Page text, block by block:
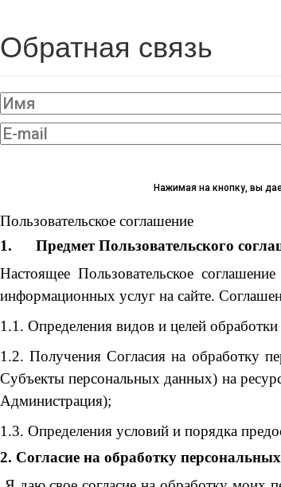
Обратная связь
Нажимая на кнопку, вы
Пользовательское соглашение
1. Предмет Пользовательского
Настоящее Пользовательское
информационных услуг на сайте.
1.1. Определения видов и целей
1.2. Получения Согласия на обработку
Субъекты персональных данных) на
Администрация);
1.3. Определения условий и порядка
2. Согласие на обработку